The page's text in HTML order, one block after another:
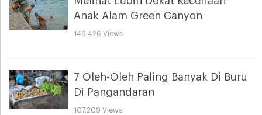
Anak Alam Green Canyon
146.426 Views
7 Oleh-Oleh Paling Banyak Di Buru
Di Pangandaran
107.209 Views